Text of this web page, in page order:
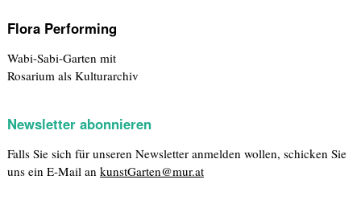
Flora Performing
Wabi-Sabi-Garten mit
Rosarium als Kulturarchiv
Newsletter abonnieren
Falls Sie sich für unseren Newsletter anmelden wollen, schicken Sie
uns ein E-Mail an kunstGarten@mur.at